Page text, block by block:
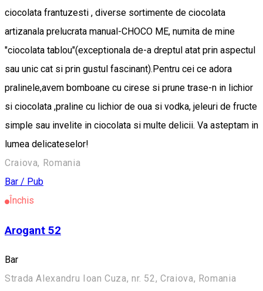
ciocolata frantuzesti , diverse sortimente de ciocolata
artizanala prelucrata manual-CHOCO ME, numita de mine
"ciocolata tablou"(exceptionala de-a dreptul atat prin aspectul
sau unic cat si prin gustul fascinant).Pentru cei ce adora
pralinele,avem bomboane cu cirese si prune trase-n in lichior
si ciocolata ,praline cu lichior de oua si vodka, jeleuri de fructe
simple sau invelite in ciocolata si multe delicii. Va asteptam in
lumea delicateselor!
Craiova, Romania
Bar / Pub
Închis
Arogant 52
Bar
Strada Alexandru Ioan Cuza, nr. 52, Craiova, Romania